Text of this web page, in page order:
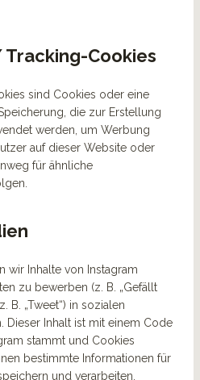
Cookies
sind Cookies oder eine
die zur Erstellung
werden, um Werbung
auf dieser Website oder
für ähnliche
wir Inhalte von Instagram
zu bewerben (z. B. „Gefällt
B. „Tweet“) in sozialen
Dieser Inhalt ist mit einem Code
stammt und Cookies
bestimmte Informationen für
und verarbeiten.